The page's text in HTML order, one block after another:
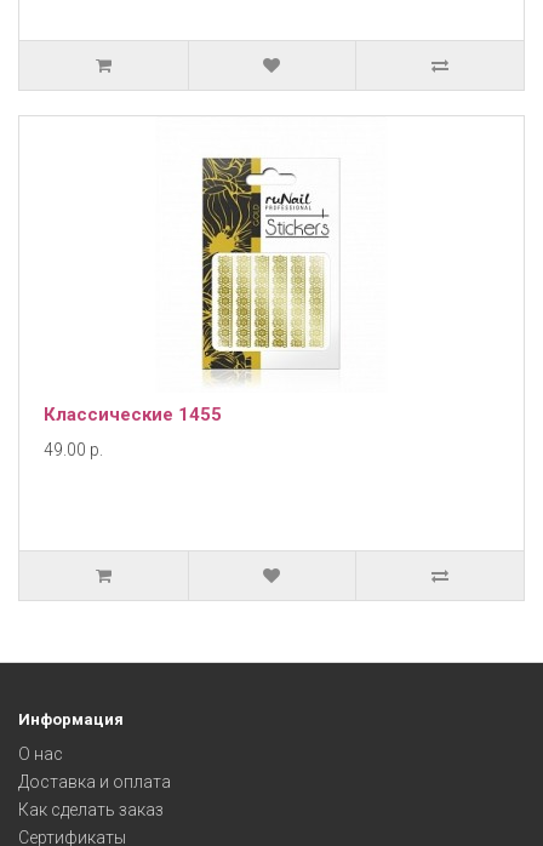
Классические 1455
49.00 р.
Информация
О нас
Доставка и оплата
Как сделать заказ
Сертификаты